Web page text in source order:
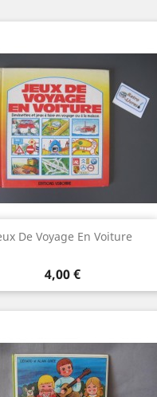
De Voyage En Voiture
Prix
4,00 €